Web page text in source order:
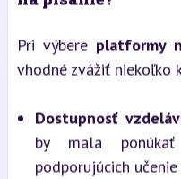
Pri výbere platformy
vhodné zvážiť niekoľko
Dostupnosť
by mala
podporujúcich